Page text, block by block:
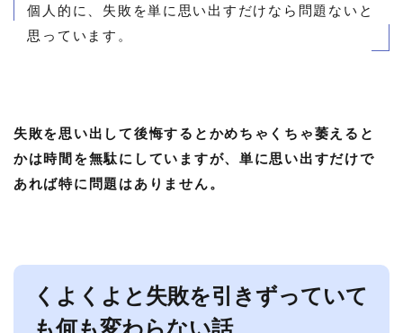
個人的に、失敗を単に思い出すだけなら問題ないと
思っています。
失敗を思い出して後悔するとかめちゃくちゃ萎えると
かは時間を無駄にしていますが、単に思い出すだけで
あれば特に問題はありません。
くよくよと失敗を引きずっていて
も何も変わらない話